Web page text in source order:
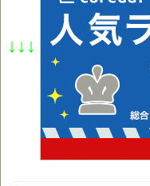
↓↓↓